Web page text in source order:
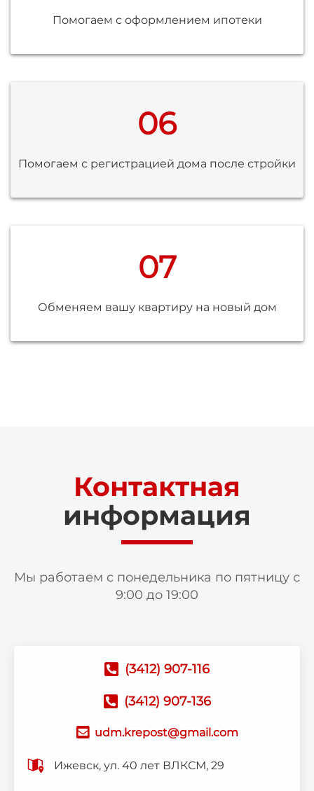
Помогаем с оформлением ипотеки
06
Помогаем с регистрацией дома после стройки
07
Обменяем вашу квартиру на новый дом
Контактная
информация
Мы работаем с понедельника по пятницу с
9:00 до 19:00
(3412) 907-116
(3412) 907-136
udm.krepost@gmail.com
Ижевск, ул. 40 лет ВЛКСМ, 29